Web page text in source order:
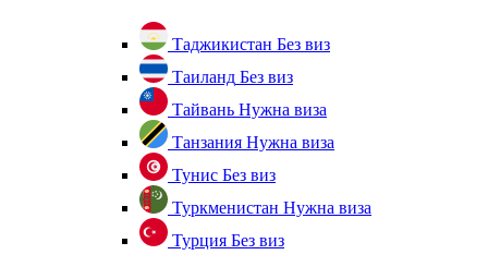
Таджикистан Без виз
Таиланд Без виз
Тайвань Нужна виза
Танзания Нужна виза
Тунис Без виз
Туркменистан Нужна виза
Турция Без виз